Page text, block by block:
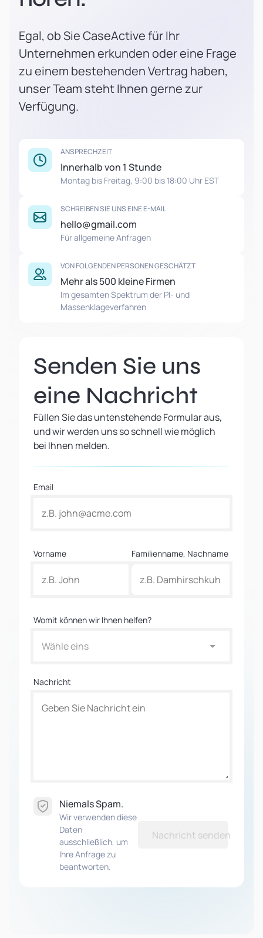
Egal, ob Sie CaseActive für Ihr
Unternehmen erkunden oder eine Frage
zu einem bestehenden Vertrag haben,
unser Team steht Ihnen gerne zur
Verfügung.
ANSPRECHZEIT
Innerhalb von 1 Stunde
Montag bis Freitag, 9:00 bis 18:00 Uhr EST
SCHREIBEN SIE UNS EINE E-MAIL
hello@gmail.com
Für allgemeine Anfragen
VON FOLGENDEN PERSONEN GESCHÄTZT
Mehr als 500 kleine Firmen
Im gesamten Spektrum der PI- und
Massenklageverfahren
Senden Sie uns
eine Nachricht
Füllen Sie das untenstehende Formular aus,
und wir werden uns so schnell wie möglich
bei Ihnen melden.
Email
Vorname Familienname, Nachname
Womit können wir Ihnen helfen?
Wähle eins
Nachricht
Niemals Spam.
Wir verwenden diese
Daten
ausschließlich, um
Ihre Anfrage zu
beantworten.
Nachricht senden